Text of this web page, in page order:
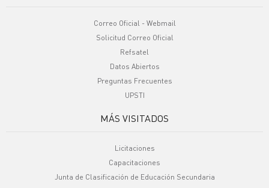
Correo Oficial - Webmail
Solicitud Correo Oficial
Refsatel
Datos Abiertos
Preguntas Frecuentes
UPSTI
MÁS VISITADOS
Licitaciones
Capacitaciones
Junta de Clasificación de Educación Secundaria